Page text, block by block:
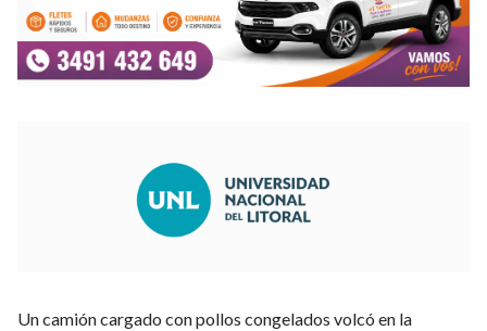
Un camión cargado con pollos congelados volcó en la